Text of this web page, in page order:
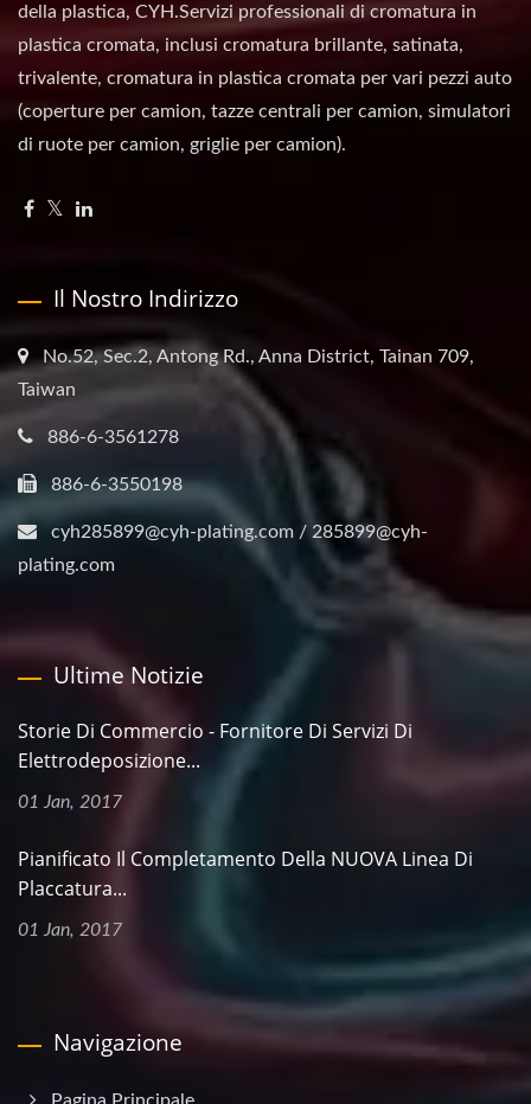
della plastica, CYH.Servizi professionali di cromatura in
plastica cromata, inclusi cromatura brillante, satinata,
trivalente, cromatura in plastica cromata per vari pezzi auto
(coperture per camion, tazze centrali per camion, simulatori
di ruote per camion, griglie per camion).
Il Nostro Indirizzo
No.52, Sec.2, Antong Rd., Anna District, Tainan 709,
Taiwan
886-6-3561278
886-6-3550198
cyh285899@cyh-plating.com / 285899@cyh-
plating.com
Ultime Notizie
Storie Di Commercio - Fornitore Di Servizi Di
Elettrodeposizione...
01 Jan, 2017
Pianificato Il Completamento Della NUOVA Linea Di
Placcatura...
01 Jan, 2017
Navigazione